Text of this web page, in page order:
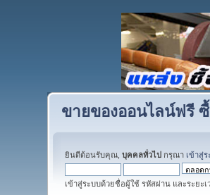
ขายของออนไลน์ฟรี
ยินดีต้อนรับคุณ,บุคคลทั่วไป กรุณา เข้าสู่
เข้าสู่ระบบด้วยชื่อผู้ใช้ รหัสผ่าน และระยะ